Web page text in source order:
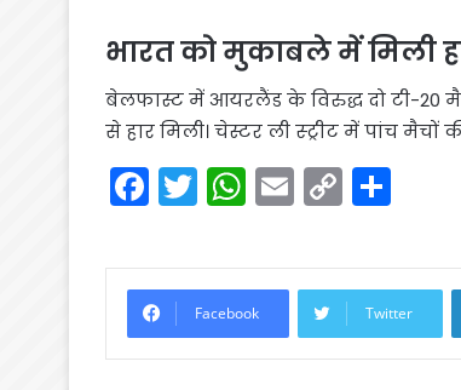
भारत को मुकाबले में मिली
बेलफास्ट में आयरलैंड के विरुद्ध दो टी-20
से हार मिली। चेस्टर ली स्ट्रीट में पांच मैचों
F
a
c
e
b
T
w
itt
er
W
h
a
ts
A
E
m
ai
l
C
o
p
y
Li
ar
e
Facebook Twitter